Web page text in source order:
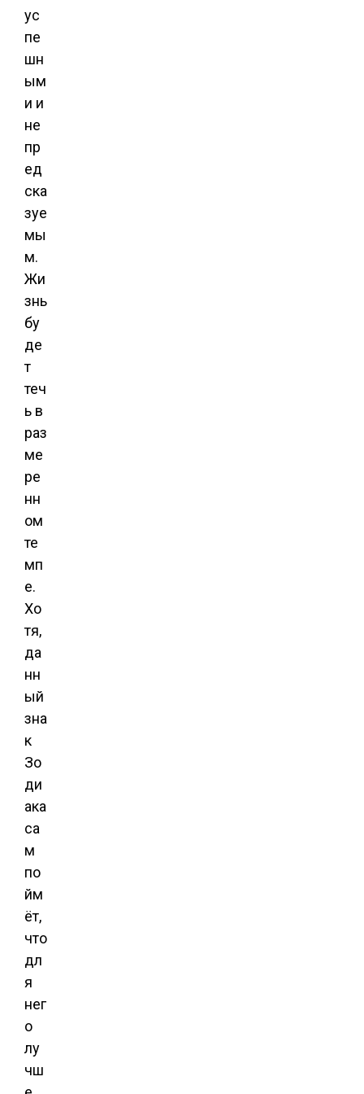
ус
пе
шн
ым
и и
не
пр
ед
ска
зуе
мы
м.
Жи
знь
бу
де
т
теч
ь в
раз
ме
ре
нн
ом
те
мп
е.
Хо
тя,
да
нн
ый
зна
к
Зо
ди
ака
са
м
по
йм
ёт,
что
дл
я
нег
о
лу
чш